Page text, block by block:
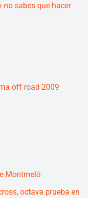
no sabes que hacer
off road 2009
Montmeló
octava prueba en